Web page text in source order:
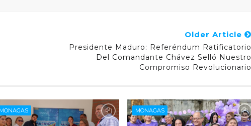
Older Article
Presidente Maduro: Referéndum Ratificatorio
Del Comandante Chávez Selló Nuestro
Compromiso Revolucionario
MONAGAS MONAGAS